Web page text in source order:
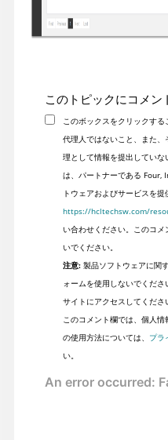
このトピックにコメン
このボックスをクリックす
代理人ではないこと、また
理として情報を提出していな
は、パートナーである Four,
トウェアおよびサービスを
https://hcltechsw.com/
い合わせください。このコ
いでください。
注意:製品ソフトウェアに関
ォームを使用しないでくださ
サイトにアクセスしてくださ
このコメント欄では、個人
の使用方法については、 プラ
い。